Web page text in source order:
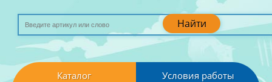
Найти
Каталог Условия работы